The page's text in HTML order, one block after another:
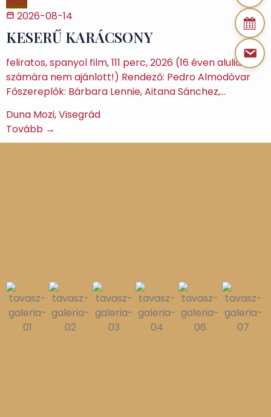
2026-08-14
KESERŰ KARÁCSONY
feliratos, spanyol film, 111 perc, 2026 (16 éven aluliak
számára nem ajánlott!) Rendező: Pedro Almodóvar
Főszereplők: Bárbara Lennie, Aitana Sánchez,…
Duna Mozi, Visegrád
Tovább →